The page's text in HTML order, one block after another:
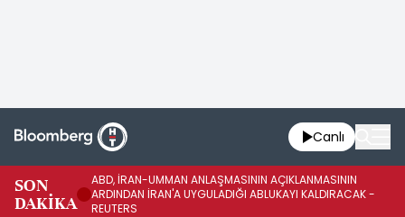
Canlı
SON
DAKİKA
ABD, İRAN-UMMAN ANLAŞMASININ AÇIKLANMASININ
ARDINDAN İRAN'A UYGULADIĞI ABLUKAYI KALDIRACAK -
REUTERS